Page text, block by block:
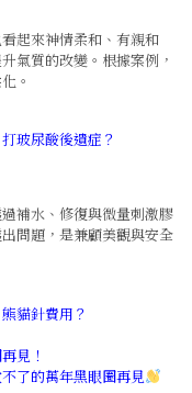
起來神情柔和、有親和
氣質的改變。根據案例，
。
玻尿酸後遺症？
補水、修復與微量刺激膠
問題，是兼顧美觀與安全
貓針費用？
見！
了的萬年黑眼圈再見